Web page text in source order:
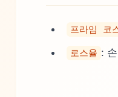
프라임 코
로스율 :